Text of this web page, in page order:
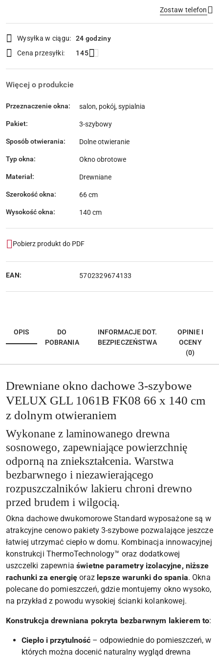
Zostaw telefon
i
dostawa
Wysyłka w ciągu:
24 godziny
Cena przesyłki:
145
Więcej o produkcie
Przeznaczenie okna: salon, pokój, sypialnia
Pakiet: 3-szybowy
Sposób otwierania: Dolne otwieranie
Typ okna: Okno obrotowe
Materiał: Drewniane
Szerokość okna: 66 cm
Wysokość okna: 140 cm
Pobierz produkt do PDF
EAN: 5702329674133
OPIS
DO
POBRANIA
INFORMACJE DOT.
BEZPIECZEŃSTWA
OPINIE I
OCENY
(0)
Drewniane okno dachowe 3-szybowe
VELUX GLL 1061B FK08 66 x 140 cm
z dolnym otwieraniem
Wykonane z laminowanego drewna
sosnowego, zapewniające powierzchnię
odporną na zniekształcenia. Warstwa
bezbarwnego i niezawierającego
rozpuszczalników lakieru chroni drewno
przed brudem i wilgocią.
Okna dachowe dwukomorowe Standard wyposażone są w
atrakcyjne cenowo pakiety 3-szybowe pozwalające jeszcze
łatwiej utrzymać ciepło w domu. Kombinacja innowacyjnej
konstrukcji ThermoTechnology™ oraz dodatkowej
uszczelki zapewniaświetne parametry izolacyjne, niższe
rachunki za energię oraz lepsze warunki do spania. Okna
polecane do pomieszczeń, gdzie montujemy okno wysoko,
na przykład z powodu wysokiej ścianki kolankowej.
Konstrukcja drewniana pokryta bezbarwnym lakierem to:
Ciepło i przytulność – odpowiednie do pomieszczeń, w
których można docenić naturalny wygląd drewna